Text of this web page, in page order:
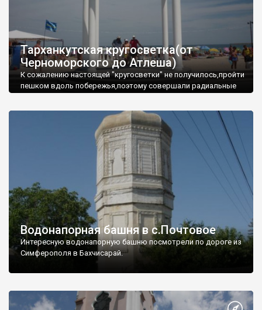
Тарханкутская кругосветка(от
Черноморского до Атлеша)
К сожалению настоящей "кругосветки" не получилось,пройти
пешком вдоль побережья,поэтому совершали радиальные
Водонапорная башня в с.Почтовое
Интересную водонапорную башню посмотрели по дороге из
Симферополя в Бахчисарай.